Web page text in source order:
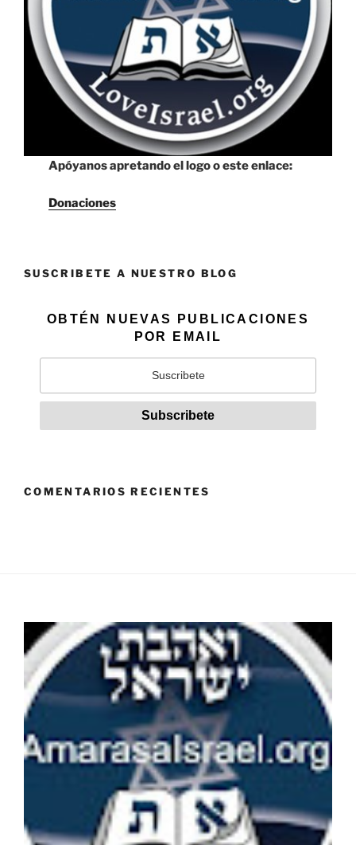
Apóyanos apretando el logo o este enlace:
Donaciones
SUSCRIBETE A NUESTRO BLOG
OBTÉN NUEVAS PUBLICACIONES
POR EMAIL
COMENTARIOS RECIENTES